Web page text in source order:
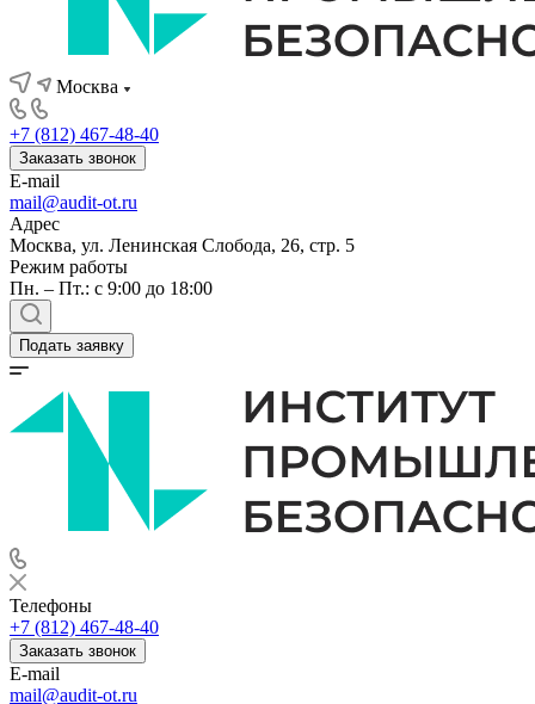
Москва
+7 (812) 467-48-40
Заказать звонок
E-mail
mail@audit-ot.ru
Адрес
Москва, ул. Ленинская Слобода, 26, стр. 5
Режим работы
Пн. – Пт.: с 9:00 до 18:00
Подать заявку
Телефоны
+7 (812) 467-48-40
Заказать звонок
E-mail
mail@audit-ot.ru